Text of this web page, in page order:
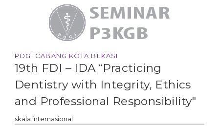
PDGI CABANG KOTA BEKASI
19th FDI – IDA “Practicing
Dentistry with Integrity, Ethics
and Professional Responsibility"
skala internasional